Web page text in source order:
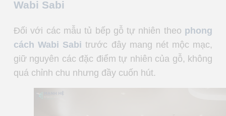
Wabi Sabi
Đối với các mẫu tủ bếp gỗ tự nhiên theo phong
cách Wabi Sabi trước đây mang nét mộc mạc,
giữ nguyên các đặc điểm tự nhiên của gỗ, không
quá chỉnh chu nhưng đầy cuốn hút.